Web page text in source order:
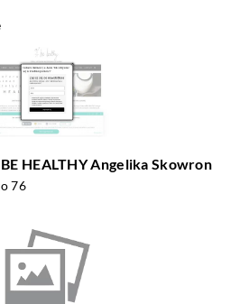
HEALTHY Angelika Skowron
76